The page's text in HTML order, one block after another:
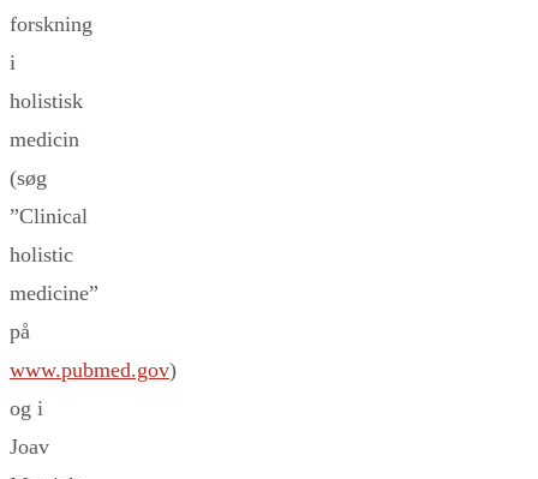
forskning
i
holistisk
medicin
(søg
”Clinical
holistic
medicine”
på
www.pubmed.gov)
og i
Joav